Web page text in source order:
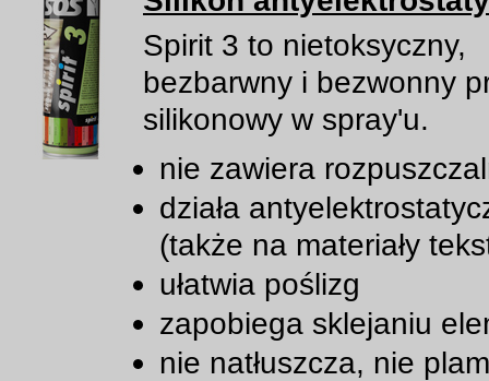
Spirit 3 to nietoksyczny,
bezbarwny i bezwonny
silikonowy w spray'u.
nie zawiera
działa
(także na materiały
ułatwia poślizg
zapobiega sklejaniu
nie natłuszcza, nie